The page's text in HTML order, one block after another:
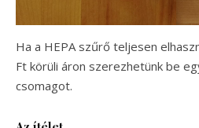
Ha a HEPA szűrő teljesen
Ft körüli áron szerezhetünk be
csomagot.